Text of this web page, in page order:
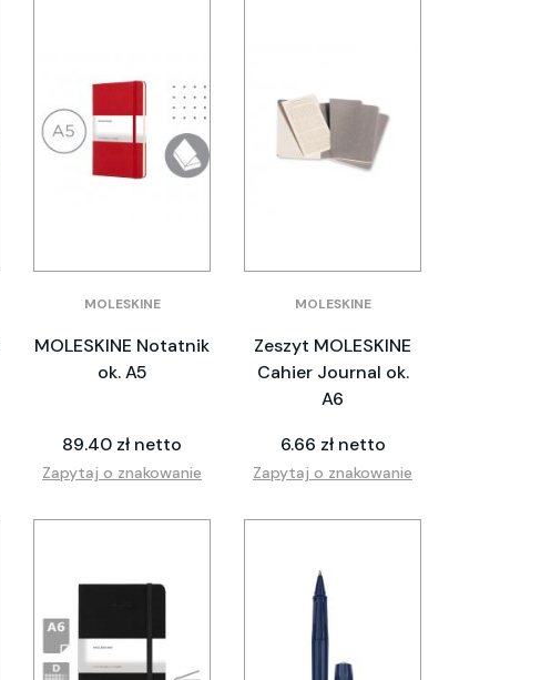
MOLESKINE
MOLESKINE Notatnik
ok. A5
89.40 zł netto
Zapytaj o znakowanie
MOLESKINE
Zeszyt MOLESKINE
Cahier Journal ok.
A6
6.66 zł netto
Zapytaj o znakowanie